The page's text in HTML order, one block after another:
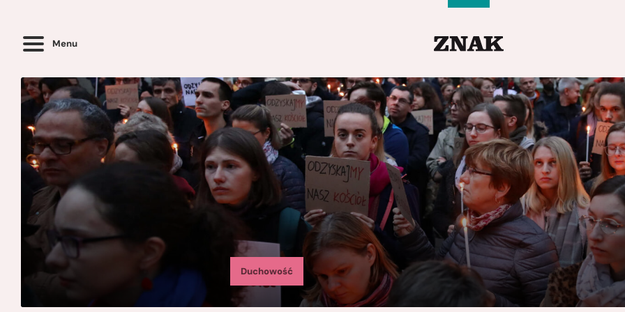
Menu
Duchowość